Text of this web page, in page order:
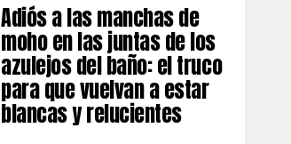
Adiós a las manchas de
moho en las juntas de los
azulejos del baño: el truco
para que vuelvan a estar
blancas y relucientes